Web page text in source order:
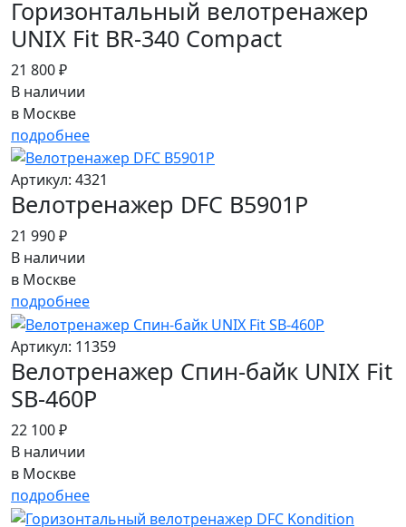
Горизонтальный велотренажер
UNIX Fit BR-340 Compact
21 800 ₽
В наличии
в Москве
подробнее
Артикул: 4321
Велотренажер DFC B5901P
21 990 ₽
В наличии
в Москве
подробнее
Артикул: 11359
Велотренажер Спин-байк UNIX Fit
SB-460P
22 100 ₽
В наличии
в Москве
подробнее